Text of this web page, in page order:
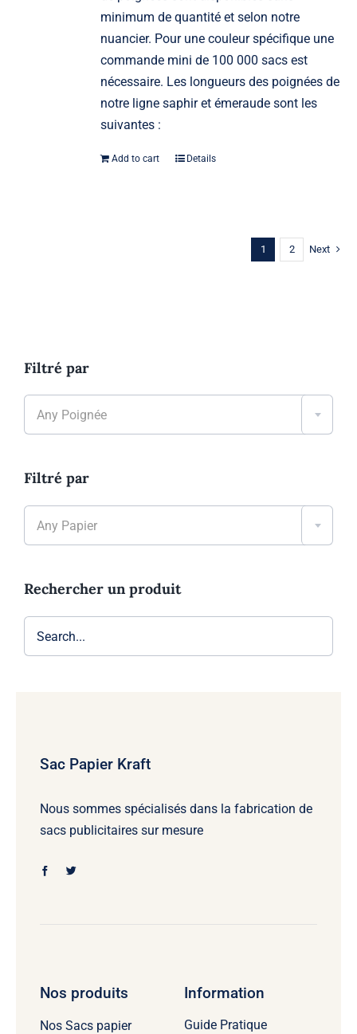
minimum de quantité et selon notre
nuancier. Pour une couleur spécifique une
commande mini de 100 000 sacs est
nécessaire. Les longueurs des poignées de
notre ligne saphir et émeraude sont les
suivantes :
Add to cart Details
1 2 Next
Filtré par
Any Poignée
Filtré par
Any Papier
Rechercher un produit
Sac Papier Kraft
Nous sommes spécialisés dans la fabrication de
sacs publicitaires sur mesure
Nos produits
Nos Sacs papier
Information
Guide Pratique